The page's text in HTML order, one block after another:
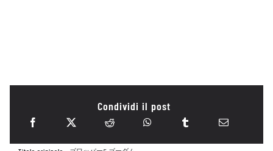
Condividi il post